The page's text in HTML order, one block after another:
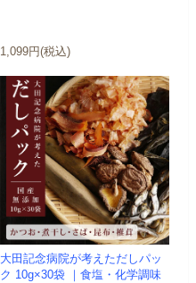
1,099円(税込)
大田記念病院が考えただしパッ
ク 10g×30袋 ｜食塩・化学調味